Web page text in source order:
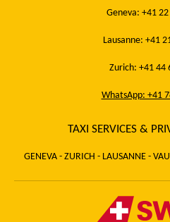
Geneva: +41
Lausanne: +41
Zurich: +41 44
WhatsApp: +41
TAXI SERVICES &
GENEVA - ZURICH - LAUSANNE -